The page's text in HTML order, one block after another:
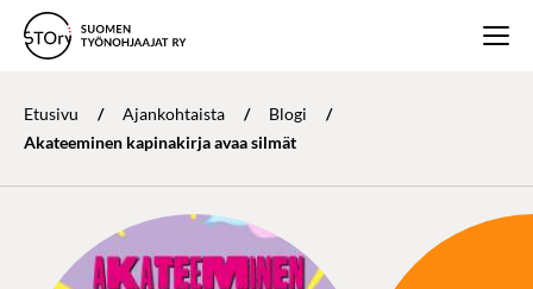
Etusivu / Ajankohtaista / Blogi
/
Akateeminen kapinakirja avaa silmät